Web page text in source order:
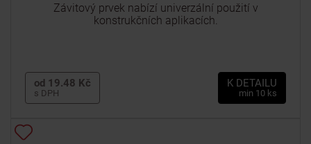
Závitový prvek nabízí univerzální použití v
konstrukčních aplikacích.
od 19.48 Kč
s DPH
K DETAILU
min 10 ks